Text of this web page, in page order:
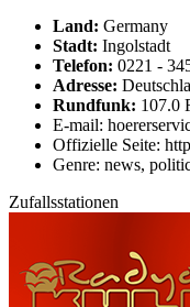
Land: Germany
Stadt: Ingolstadt
Telefon: 0221 -
Adresse:
Rundfunk: 107.0
E-mail:
Offizielle Seite:
Genre: news,
Zufallsstationen